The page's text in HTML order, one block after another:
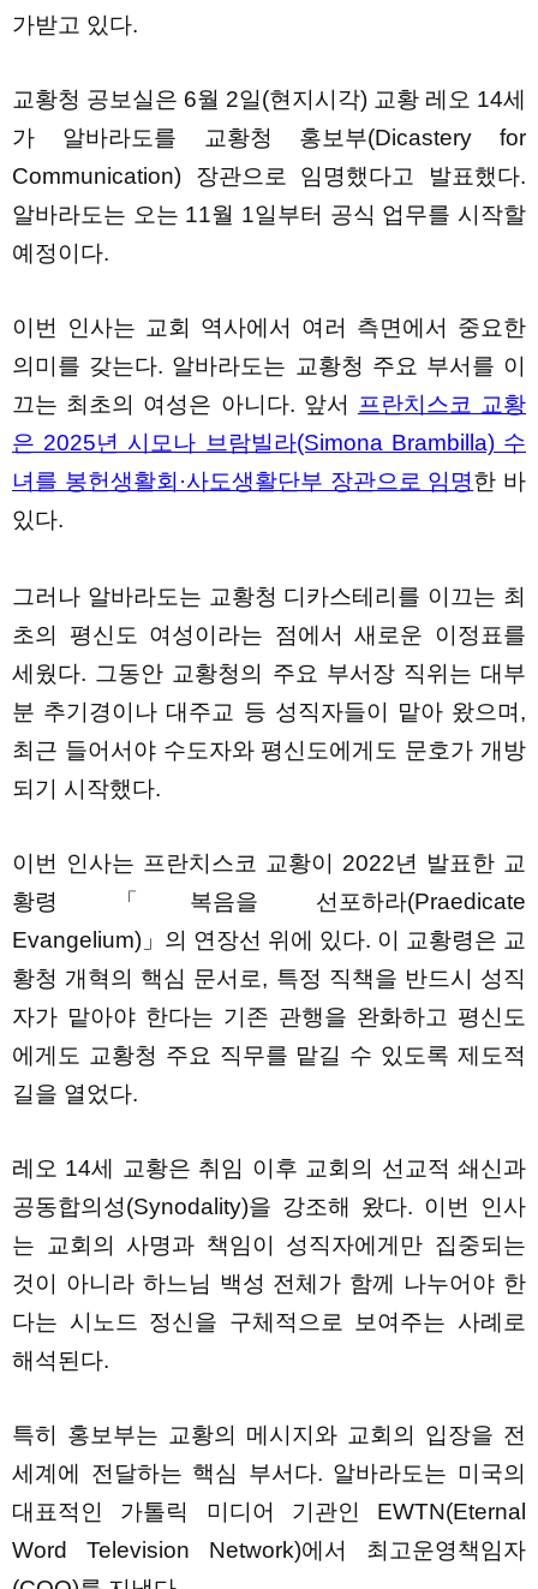
가받고 있다.
교황청 공보실은 6월 2일(현지시각) 교황 레오 14세
가 알바라도를 교황청 홍보부(Dicastery for
Communication) 장관으로 임명했다고 발표했다.
알바라도는 오는 11월 1일부터 공식 업무를 시작할
예정이다.
이번 인사는 교회 역사에서 여러 측면에서 중요한
의미를 갖는다. 알바라도는 교황청 주요 부서를 이
끄는 최초의 여성은 아니다. 앞서
프란치스코 교황
은 2025년 시모나 브람빌라(Simona Brambilla) 수
녀를 봉헌생활회·사도생활단부 장관으로 임명한 바
있다.
그러나 알바라도는 교황청 디카스테리를 이끄는 최
초의 평신도 여성이라는 점에서 새로운 이정표를
세웠다. 그동안 교황청의 주요 부서장 직위는 대부
분 추기경이나 대주교 등 성직자들이 맡아 왔으며,
최근 들어서야 수도자와 평신도에게도 문호가 개방
되기 시작했다.
이번 인사는 프란치스코 교황이 2022년 발표한 교
황령 「복음을 선포하라(Praedicate
Evangelium)」의 연장선 위에 있다. 이 교황령은 교
황청 개혁의 핵심 문서로, 특정 직책을 반드시 성직
자가 맡아야 한다는 기존 관행을 완화하고 평신도
에게도 교황청 주요 직무를 맡길 수 있도록 제도적
길을 열었다.
레오 14세 교황은 취임 이후 교회의 선교적 쇄신과
공동합의성(Synodality)을 강조해 왔다. 이번 인사
는 교회의 사명과 책임이 성직자에게만 집중되는
것이 아니라 하느님 백성 전체가 함께 나누어야 한
다는 시노드 정신을 구체적으로 보여주는 사례로
해석된다.
특히 홍보부는 교황의 메시지와 교회의 입장을 전
세계에 전달하는 핵심 부서다. 알바라도는 미국의
대표적인 가톨릭 미디어 기관인 EWTN(Eternal
Word Television Network)에서 최고운영책임자